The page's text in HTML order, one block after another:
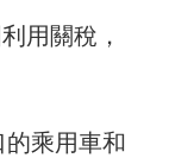
用關稅，
乘用車和